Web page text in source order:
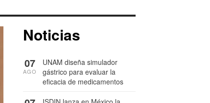
Noticias
UNAM diseña simulador
gástrico para evaluar la
eficacia de medicamentos
07
AGO